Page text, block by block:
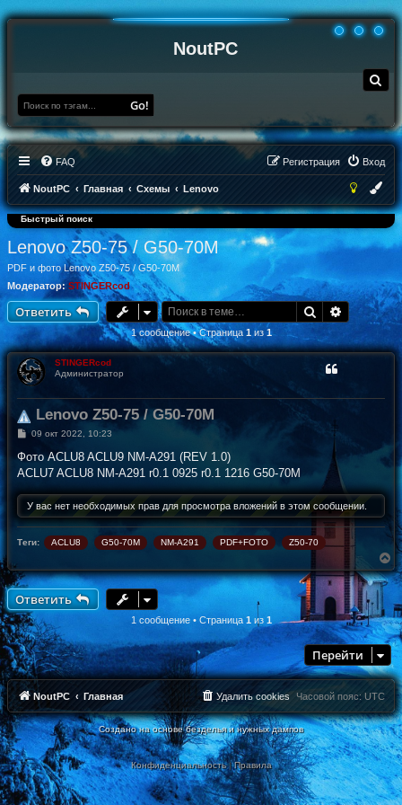
NoutPC
о
Go!
FAQ Вход
Регистрация
NoutPC Главная Схемы Lenovo
Быстрый поиск
Lenovo Z50-75 / G50-70M
PDF и фото Lenovo Z50-75 / G50-70M
Модератор: STINGERcod
Ответить Поиск
1 сообщение • Страница 1из 1
STINGERcod
Администратор
Lenovo Z50-75 / G50-70M
С
о
щ
н
и
е
09 окт 2022, 10:23
Фото ACLU8 ACLU9 NM-A291 (REV 1.0)
ACLU7 ACLU8 NM-A291 r0.1 0925 r0.1 1216 G50-70M
У вас нет необходимых прав для просмотра вложений в этом сообщении.
Теги: ACLU8 G50-70M NM-A291 PDF+FOTO Z50-70
В
е
р
у
т
ь
с
я
к
н
а
ч
а
л
у
Ответить
1 сообщение • Страница 1из 1
Перейти
NoutPC Главная Часовой пояс: UTC
Удалить cookies
Создано на основе безделья и нужных дампов
Конфиденциальность|Правила